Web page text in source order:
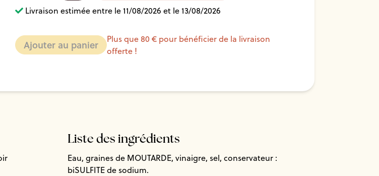
Livraison estimée entre le 11/08/2026 et le 13/08/2026
Plus que 80 € pour bénéficier de la livraison
offerte !
Liste des ingrédients
Eau, graines de MOUTARDE, vinaigre, sel, conservateur :
biSULFITE de sodium.